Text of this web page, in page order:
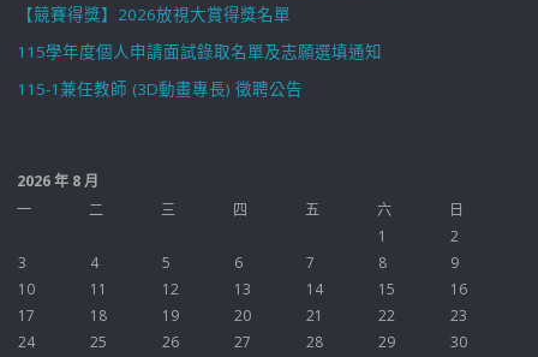
【競賽得獎】2026放視大賞得獎名單
115學年度個人申請面試錄取名單及志願選填通知
115-1兼任教師 (3D動畫專長) 徵聘公告
2026 年 8 月
一
二 三 四 五 六
日
1
2
3
4 5 6 7 8
9
10
11 12 13 14 15
16
17
18 19 20 21 22
23
24
25 26 27 28 29
30